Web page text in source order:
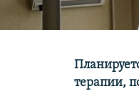
терапии,